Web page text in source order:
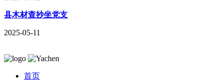
县木材查抄坐党支
2025-05-11
首页